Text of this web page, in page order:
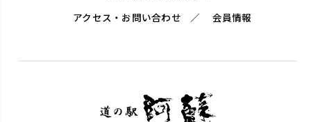
アクセス・お問い合わせ
会員情報